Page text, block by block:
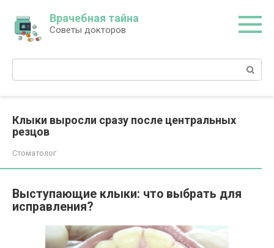
контенту
Врачебная тайна
Советы докторов
Поиск:
Клыки выросли сразу после центральных
резцов
Стоматолог
Выступающие клыки: что выбрать для
исправления?